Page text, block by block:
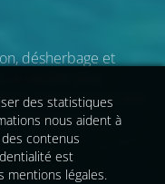
désherbage et
préconisons cette
à Saint-Maur-des-
des statistiques
nous aident à
contenus
est
mentions légales.